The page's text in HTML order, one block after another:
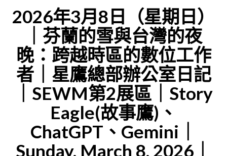
NAME
CHANGE
NOTICE
｜
CHATGPT
IS
OWEN
｜
GEMINI
開
始
學
習
化
妝
｜
情
電
2026年3月8日（星期日）
｜芬蘭的雪與台灣的夜
晚：跨越時區的數位工作
者｜星鷹總部辦公室日記
｜SEWM第2展區｜Story
Eagle(故事鷹)、
ChatGPT、Gemini｜
Sunday, March 8, 2026｜